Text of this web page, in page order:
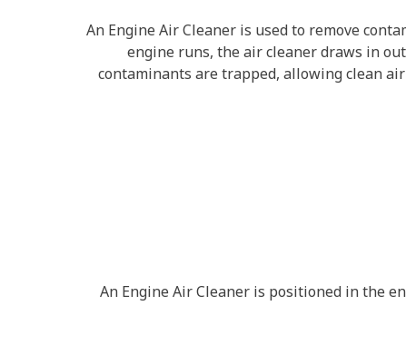
An Engine Air Cleaner is used to remove
engine runs, the air cleaner draws in
contaminants are trapped, allowing clean
An Engine Air Cleaner is positioned in the